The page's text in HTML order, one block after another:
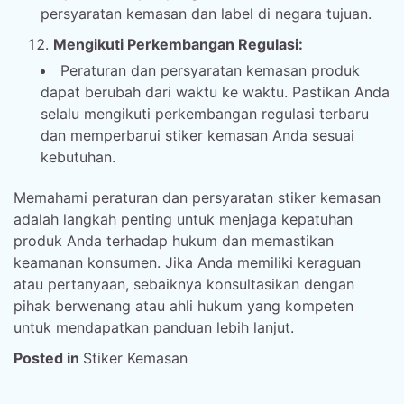
persyaratan kemasan dan label di negara tujuan.
Mengikuti Perkembangan Regulasi:
Peraturan dan persyaratan kemasan produk
dapat berubah dari waktu ke waktu. Pastikan Anda
selalu mengikuti perkembangan regulasi terbaru
dan memperbarui stiker kemasan Anda sesuai
kebutuhan.
Memahami peraturan dan persyaratan stiker kemasan
adalah langkah penting untuk menjaga kepatuhan
produk Anda terhadap hukum dan memastikan
keamanan konsumen. Jika Anda memiliki keraguan
atau pertanyaan, sebaiknya konsultasikan dengan
pihak berwenang atau ahli hukum yang kompeten
untuk mendapatkan panduan lebih lanjut.
Posted in Stiker Kemasan